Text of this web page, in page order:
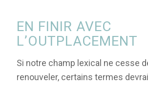
EN FINIR AVEC
L’OUTPLACEMENT
Si notre champ lexical ne cesse
renouveler, certains termes